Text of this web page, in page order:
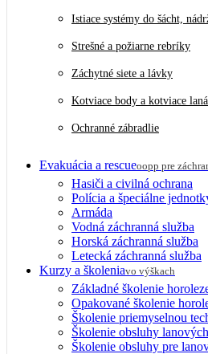
Istiace systémy do šácht,
Strešné a požiarne rebríky
Záchytné siete a lávky
Kotviace body a kotviace laná
Ochranné zábradlie
Evakuácia a rescueoopp pre
Hasiči a civilná ochrana
Polícia a špeciálne
Armáda
Vodná záchranná služba
Horská záchranná služba
Letecká záchranná služba
Kurzy a školeniavo výškach
Základné školenie
Opakované školenie
Školenie priemyselnou
Školenie obsluhy
Školenie obsluhy pre